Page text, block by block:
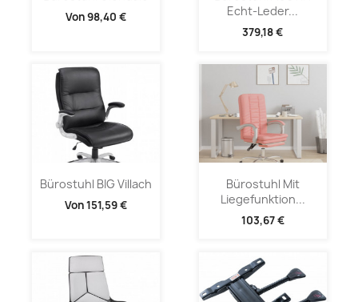
Von98,40 €
Echt-Leder...
379,18 €
Bürostuhl BIG Villach
Von151,59 €
Bürostuhl Mit
Liegefunktion...
103,67 €